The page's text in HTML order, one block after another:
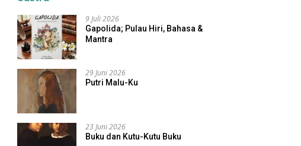
9 Juli 2026
Gapolida; Pulau Hiri, Bahasa &
Mantra
29 Juni 2026
Putri Malu-Ku
23 Juni 2026
Buku dan Kutu-Kutu Buku